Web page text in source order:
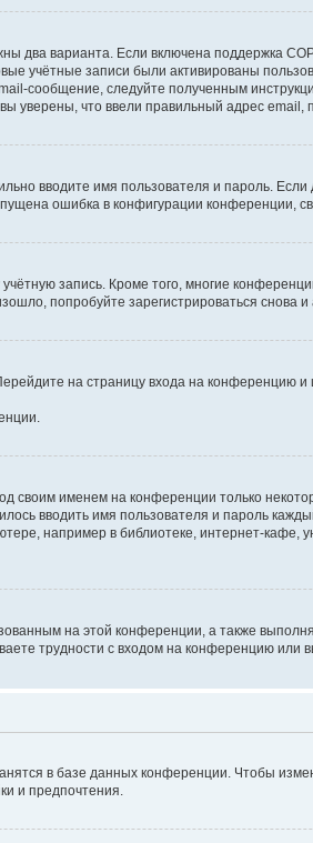
два варианта. Если включена поддержка
учётные записи были активированы
сообщение, следуйте полученным
уверены, что ввели правильный адрес email,
вводите имя пользователя и пароль.
ошибка в конфигурации конференции,
запись. Кроме того, многие
попробуйте зарегистрироваться снова и
на страницу входа на конференцию и
своим именем на конференции только
вводить имя пользователя и пароль
например в библиотеке, интернет-кафе,
на этой конференции, а также
трудности с входом на конференцию
в базе данных конференции. Чтобы
и предпочтения.